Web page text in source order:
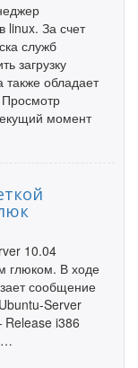
linux. За счет
служб
загрузку
обладает
момент
10.04
глюком. В ходе
сообщение
Server
i386
…